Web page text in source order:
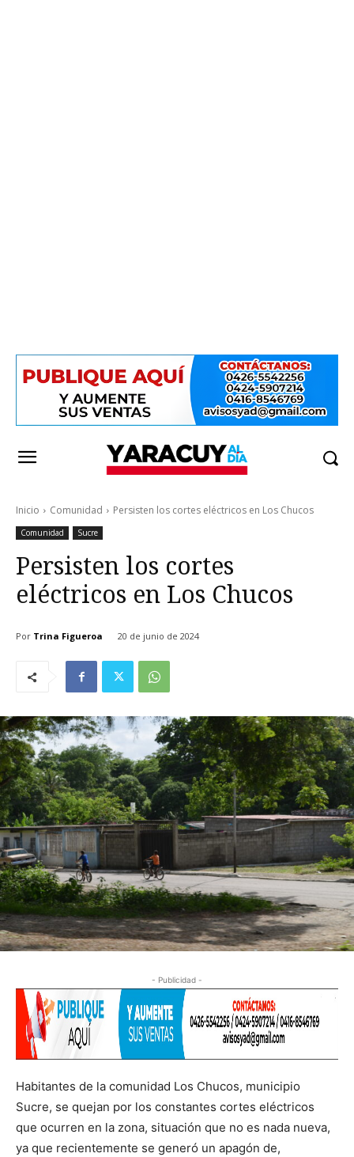
Inicio Comunidad Persisten los cortes eléctricos en Los Chucos
Comunidad Sucre
Persisten los cortes
eléctricos en Los Chucos
Por Trina Figueroa 20 de junio de 2024
- Publicidad -
Habitantes de la comunidad Los Chucos, municipio
Sucre, se quejan por los constantes cortes eléctricos
que ocurren en la zona, situación que no es nada nueva,
ya que recientemente se generó un apagón de,